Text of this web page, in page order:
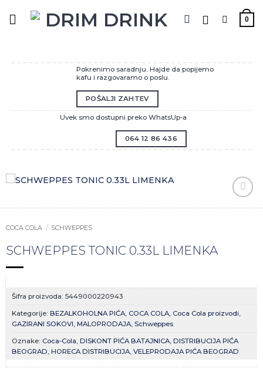
0
Pokrenimo saradnju. Hajde da popijemo
kafu i razgovaramo o poslu.
POŠALJI ZAHTEV
Uvek smo dostupni preko WhatsUp-a
064 12 86 436
Zaprati
COCA COLA / SCHWEPPES
SCHWEPPES TONIC 0.33L LIMENKA
Šifra proizvoda: 5449000220943
Kategorije: BEZALKOHOLNA PIĆA, COCA COLA, Coca Cola proizvodi,
GAZIRANI SOKOVI, MALOPRODAJA, Schweppes
Oznake: Coca-Cola, DISKONT PIĆA BATAJNICA, DISTRIBUCIJA PIĆA
BEOGRAD, HORECA DISTRIBUCIJA, VELEPRODAJA PIĆA BEOGRAD